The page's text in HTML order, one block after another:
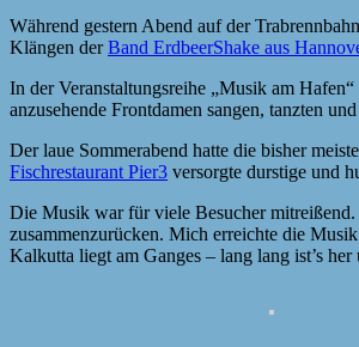
Während gestern Abend auf der
Klängen derBand ErdbeerShake aus
In der Veranstaltungsreihe „Musik am
anzusehende Frontdamen sangen, tanzten
Der laue Sommerabend hatte die bisher
Fischrestaurant Pier3 versorgte durstige und
Die Musik war für viele Besucher mitreißend.
zusammenzurücken. Mich erreichte die
Kalkutta liegt am Ganges – lang lang ist’s